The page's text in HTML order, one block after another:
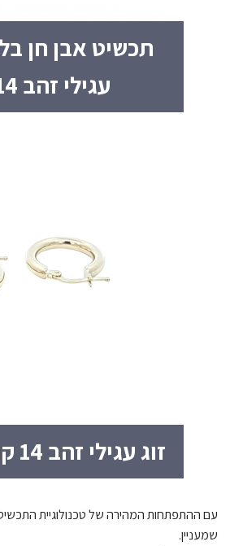
תכשיט אבן חן
עגילי זהב 14 קראט
זוג עגילי זהב 14 קראט חישוקים
עם ההתפתחות המהירה של טכנולוגיית
שמעניין.